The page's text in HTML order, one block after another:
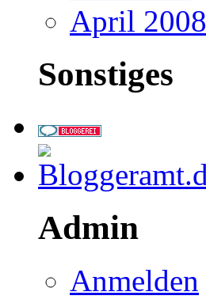
April 2008
Sonstiges
Admin
Anmelden